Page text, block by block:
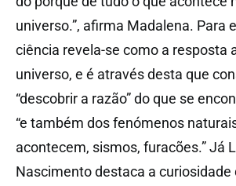
universo.”, afirma Madalena. Para
ciência revela-se como a resposta
universo, e é através desta que
“descobrir a razão” do que se
“e também dos fenómenos
acontecem, sismos, furacões.” Já
Nascimento destaca a curiosidade